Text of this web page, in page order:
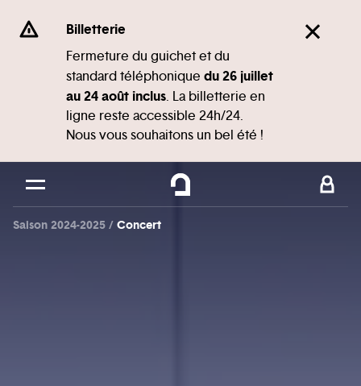
Se rendre au
Contenu principal
Pied de page
Billetterie
Fermeture du guichet et du
standard téléphonique du 26 juillet
au 24 août inclus. La billetterie en
ligne reste accessible 24h/24.
Nous vous souhaitons un bel été !
Saison 2024-2025 Concert